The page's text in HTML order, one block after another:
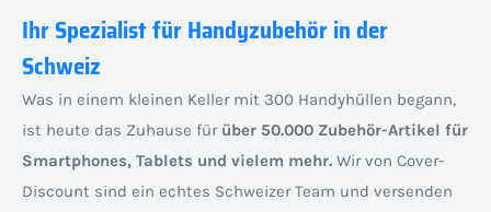
Ihr Spezialist für Handyzubehör in der
Schweiz
Was in einem kleinen Keller mit 300 Handyhüllen begann,
ist heute das Zuhause für über 50.000 Zubehör-Artikel für
Smartphones, Tablets und vielem mehr. Wir von Cover-
Discount sind ein echtes Schweizer Team und versenden